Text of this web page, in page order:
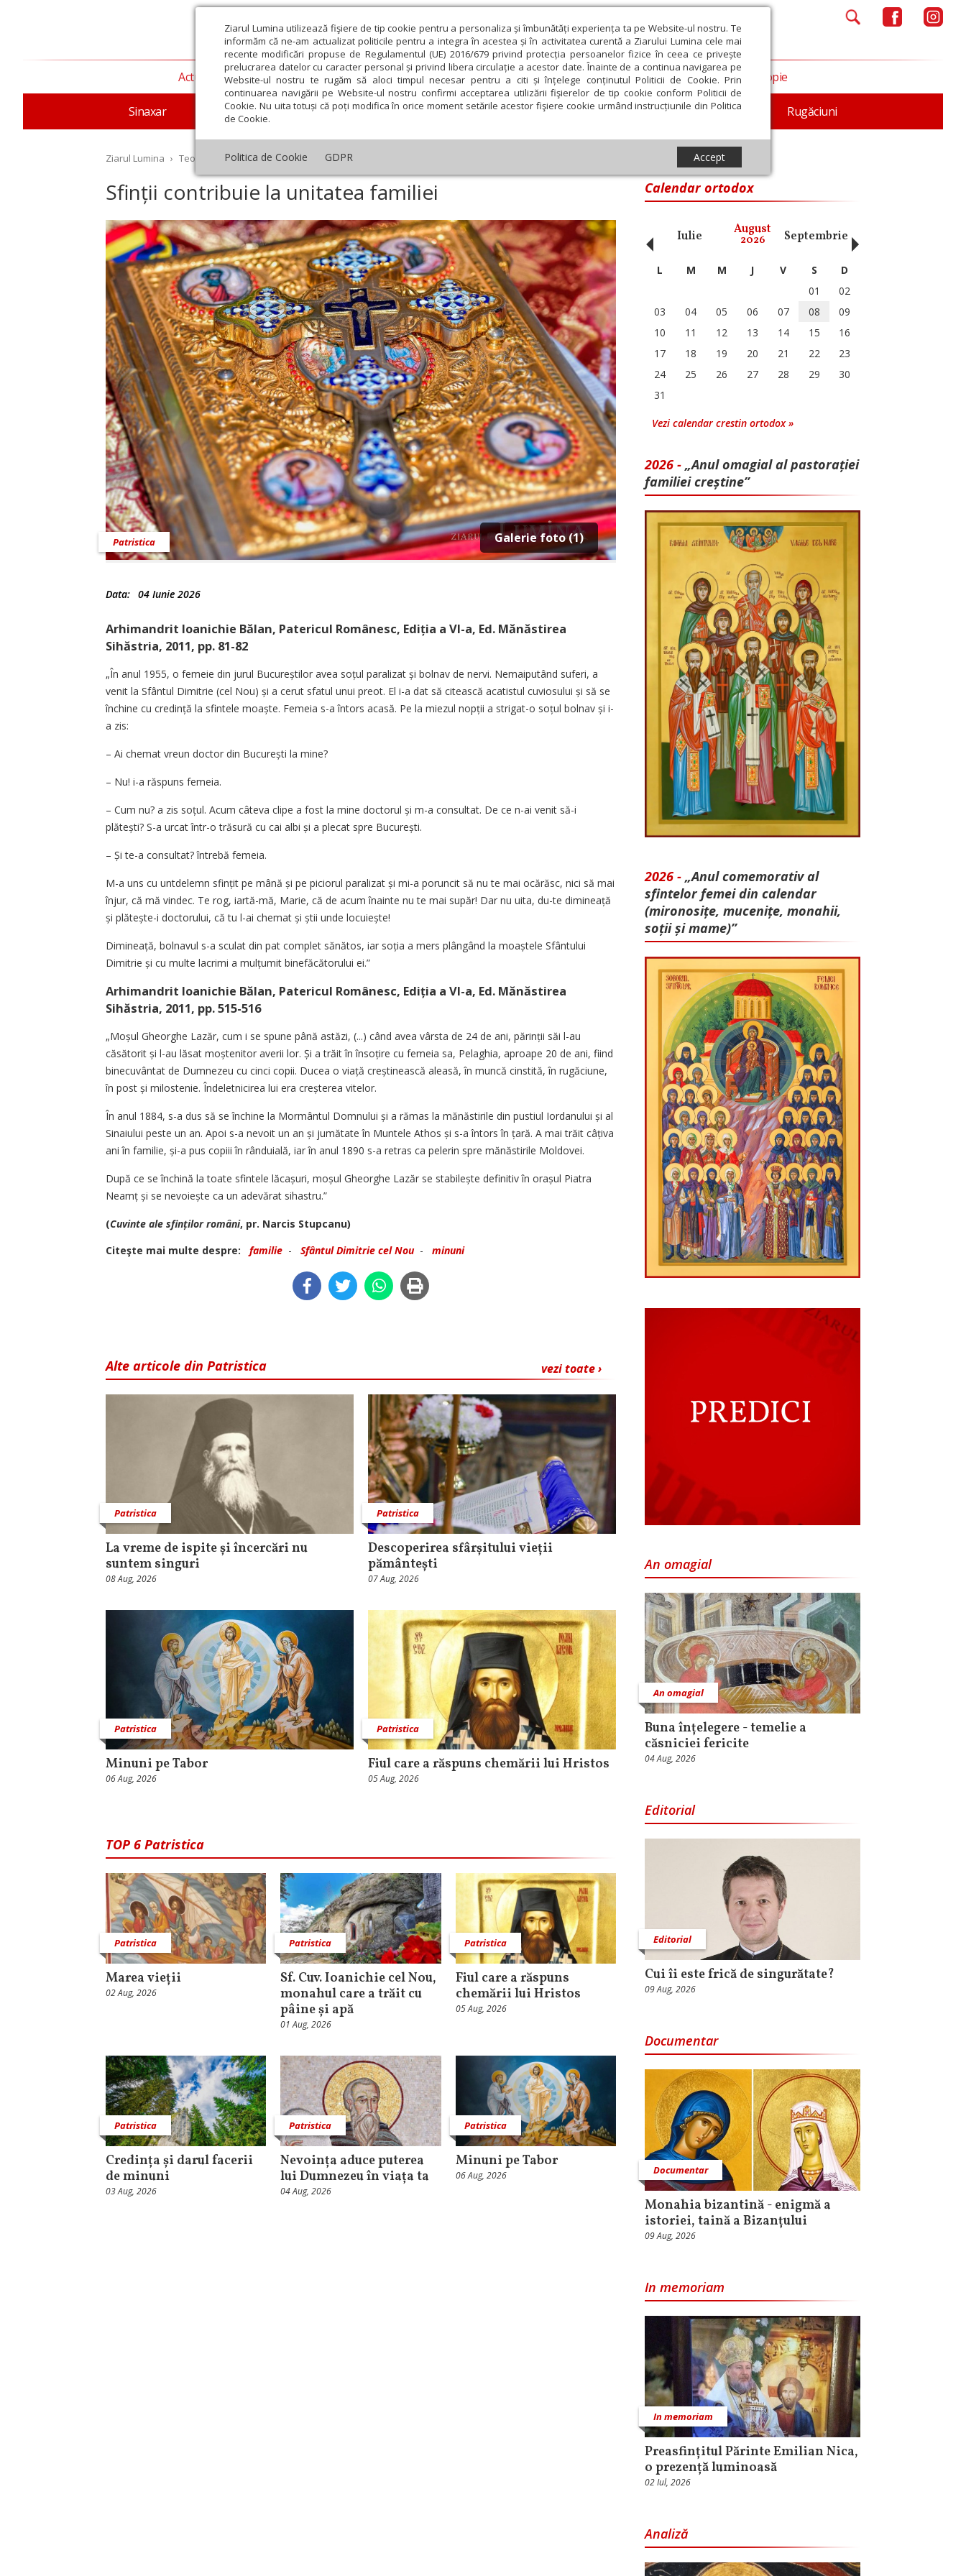
Ziarul Lumina utilizează fişiere de tip cookie pentru a personaliza și îmbunătăți experiența ta pe Website-ul nostru. Te
informăm că ne-am actualizat politicile pentru a integra în acestea și în activitatea curentă a Ziarului Lumina cele mai
recente modificări propuse de Regulamentul (UE) 2016/679 privind protecția persoanelor fizice în ceea ce privește
prelucrarea datelor cu caracter personal și privind libera circulație a acestor date. Înainte de a continua navigarea pe
Website-ul nostru te rugăm să aloci timpul necesar pentru a citi și înțelege conținutul Politicii de Cookie. Prin
continuarea navigării pe Website-ul nostru confirmi acceptarea utilizării fişierelor de tip cookie conform Politicii de
Cookie. Nu uita totuși că poți modifica în orice moment setările acestor fişiere cookie urmând instrucțiunile din Politica
de Cookie.
Politica de Cookie GDPR Accept
Actualitate religioasă Teologie și spiritualitate
Sinaxar Apostolul zilei Evanghelia zilei Evanghelia de Duminică Theologica Liturgica Patristica Rugăciuni
Educaţie și Cultură Societate Opinii Filantropie
Ziarul Lumina › Teologie și spiritualitate › Patristica › Sfinții contribuie la unitatea familiei
Sfinții contribuie la unitatea familiei
Galerie foto (1)
Patristica
Data: 04 Iunie 2026
Arhimandrit Ioanichie Bălan, Patericul Românesc, Ediția a VI-a, Ed. Mănăstirea
Sihăstria, 2011, pp. 81-82
„În anul 1955, o femeie din jurul Bucureștilor avea soțul paralizat și bolnav de nervi. Nemaiputând suferi, a
venit la Sfântul Dimitrie (cel Nou) și a cerut sfatul unui preot. El i-a dat să citească acatistul cuviosului și să se
închine cu cre­dință la sfintele moaște. Femeia s-a întors acasă. Pe la miezul nopții a strigat-o soțul bolnav și i-
a zis:
– Ai chemat vreun doctor din București la mine?
– Nu! i-a răspuns femeia.
– Cum nu? a zis soțul. Acum câteva clipe a fost la mine doctorul și m-a consultat. De ce n-ai venit să-i
plătești? S-a urcat într-o trăsură cu cai albi și a plecat spre București.
– Și te-a consultat? întrebă femeia.
M-a uns cu untdelemn sfințit pe mână și pe piciorul paralizat și mi-a poruncit să nu te mai ocărăsc, nici să mai
înjur, că mă vindec. Te rog, iartă-mă, Marie, că de acum înainte nu te mai supăr! Dar nu uita, du-te dimineață
și plătește-i doctorului, că tu l-ai chemat și știi unde locuiește!
Dimineață, bolnavul s-a sculat din pat complet sănătos, iar soția a mers plângând la moaștele Sfântului
Dimitrie și cu multe lacrimi a mul­țumit binefăcătorului ei.”
Arhimandrit Ioanichie Bălan, Patericul Românesc, Ediția a VI-a, Ed. Mănăstirea
Sihăstria, 2011, pp. 515-516
„Moșul Gheorghe Lazăr, cum i se spune până astăzi, (...) când avea vârsta de 24 de ani, părinții săi l-au
căsătorit și l-au lăsat moștenitor averii lor. Și a trăit în însoțire cu femeia sa, Pelaghia, aproape 20 de ani, fiind
binecuvântat de Dumnezeu cu cinci copii. Ducea o viață crești­neas­că aleasă, în muncă cinstită, în rugăciune,
în post și milostenie. Îndeletnicirea lui era creșterea vitelor.
În anul 1884, s-a dus să se închine la Mormântul Domnului și a rămas la mănăstirile din pustiul Iordanului și al
Sinaiului peste un an. Apoi s-a nevoit un an și jumătate în Muntele Athos și s-a întors în țară. A mai trăit câțiva
ani în familie, și-a pus copiii în rânduială, iar în anul 1890 s-a retras ca pelerin spre mănăstirile Moldovei.
După ce se închină la toate sfintele lăcașuri, moșul Gheorghe Lazăr se stabilește definitiv în orașul Piatra
Neamț și se nevoiește ca un adevărat sihastru.”
(Cuvinte ale sfinților români, pr. Narcis Stupcanu)
Citeşte mai multe despre:
familie - Sfântul Dimitrie cel Nou- minuni
vezi toate ›
Alte articole din Patristica
Patristica
La vreme de ispite și încercări nu
suntem singuri
08 Aug, 2026
Patristica
Descoperirea sfârșitului vieții
pământești
07 Aug, 2026
Patristica
Minuni pe Tabor
06 Aug, 2026
Patristica
Fiul care a răspuns chemării lui Hristos
05 Aug, 2026
TOP 6 Patristica
Patristica
Marea vieții
02 Aug, 2026
Patristica
Sf. Cuv. Ioanichie cel Nou,
monahul care a trăit cu
pâine și apă
01 Aug, 2026
Patristica
Fiul care a răspuns
chemării lui Hristos
05 Aug, 2026
Patristica
Credința și darul facerii
de minuni
03 Aug, 2026
Patristica
Nevoința aduce puterea
lui Dumnezeu în viața ta
04 Aug, 2026
Patristica
Minuni pe Tabor
06 Aug, 2026
Calendar ortodox
Octombrie Noiembrie Decembrie Ianuarie Februarie Martie Aprilie Mai Iunie Iulie August
2026 Septembrie Octombrie
‹ L M M J V S
D
01
02
03
04 05 06 07 08
09
10
11 12 13 14 15
16
17
18 19 20 21 22
23
24
25 26 27 28 29
30
31
Vezi calendar crestin ortodox »
2026 - „Anul omagial al pastorației
familiei creștine”
2026 - „Anul comemorativ al
sfintelor femei din calendar
(mironosițe, mu­cenițe, monahii,
soții și mame)”
An omagial
An omagial
Buna înțelegere - temelie a
căsniciei fericite
04 Aug, 2026
Editorial
Editorial
Cui îi este frică de singurătate?
09 Aug, 2026
Documentar
Documentar
Monahia bizantină - enigmă a
istoriei, taină a Bizanțului
09 Aug, 2026
In memoriam
In memoriam
Preasfințitul Părinte Emilian Nica,
o prezență luminoasă
02 Iul, 2026
Analiză